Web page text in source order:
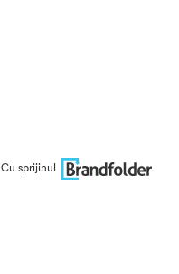
Cu sprijinul